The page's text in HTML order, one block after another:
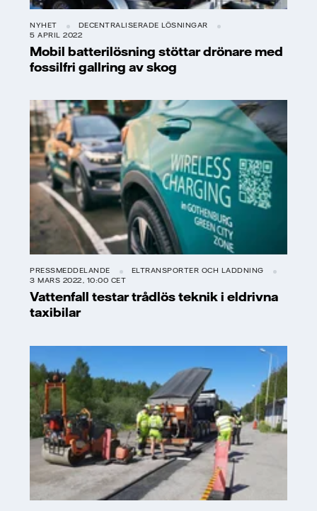
NYHET
DECENTRALISERADE LÖSNINGAR
5 APRIL 2022
Mobil batterilösning stöttar drönare med
fossilfri gallring av skog
PRESSMEDDELANDE
ELTRANSPORTER OCH LADDNING
3 MARS 2022, 10:00 CET
Vattenfall testar trådlös teknik i eldrivna
taxibilar